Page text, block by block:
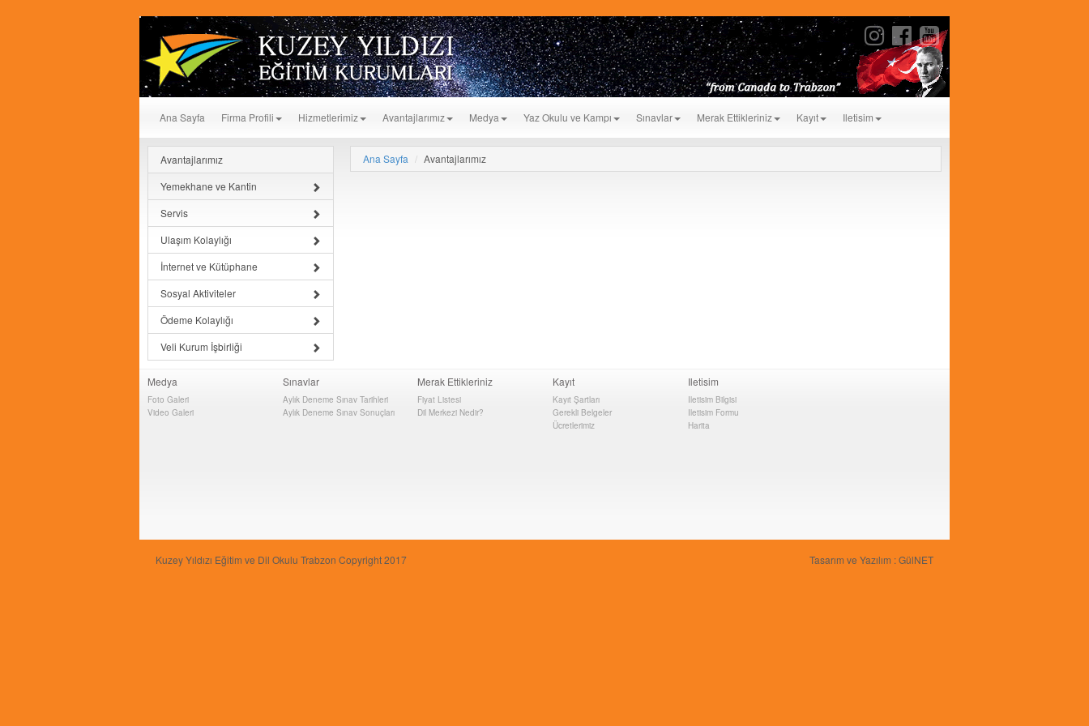
Ana Sayfa Firma Profili Hizmetlerimiz Avantajlarımız Medya Yaz Okulu ve Kampı Sınavlar Merak Ettikleriniz Kayıt Iletisim
Avantajlarımız
Yemekhane ve Kantin
Servis
Ulaşım Kolaylığı
İnternet ve Kütüphane
Sosyal Aktiviteler
Ödeme Kolaylığı
Veli Kurum İşbirliği
Ana Sayfa Avantajlarımız
Medya
Foto Galeri
Video Galeri
Sınavlar
Aylık Deneme Sınav Tarihleri
Aylık Deneme Sınav Sonuçları
Merak Ettikleriniz
Fiyat Listesi
Dil Merkezi Nedir?
Kayıt
Kayıt Şartları
Gerekli Belgeler
Ücretlerimiz
Iletisim
Iletisim Bilgisi
Iletisim Formu
Harita
Tasarım ve Yazılım : GülNET
Kuzey Yıldızı Eğitim ve Dil Okulu Trabzon Copyright 2017